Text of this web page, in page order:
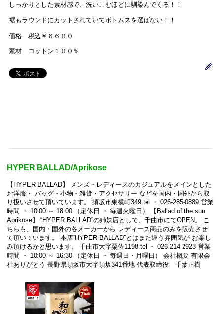
しっかりとした素材感で、洗いこむほどに馴染んでくる！！
裾もラウンドにカットされていてボトムスを選ばない！！
価格 税込￥６６００
素材 コットン１００％
HYPER BALLAD/Aprikose
【HYPER BALLAD】 メンズ・レディースのカジュアルをメインとした
お洋服・ バッグ・小物・雑貨・アクセサリー などを国内・国外から取
り扱いさせて頂いています。 須坂市東横町349 tel ・ 026-285-0889 営業
時間 ・ 10:00 ～ 18:00 （定休日 ・ 毎週火曜日） 【Ballad of the sun
Aprikose】 “HYPER BALLAD”の姉妹店として、千曲市にてOPEN。 こ
ちらも、国内・国外の各メーカーから レディース商品のみを販売させ
て頂いています。 本店“HYPER BALLAD”とはまた違う雰囲気が お楽し
み頂けるかと思います。 千曲市大字粟佐1198 tel ・ 026-214-2923 営業
時間 ・ 10:00 ～ 16:30 （定休日 ・ 毎週日・月曜日） 会社概要 有限会
社ありがとう 長野県須坂市大字須坂341番地 代表取締役 千葉正樹